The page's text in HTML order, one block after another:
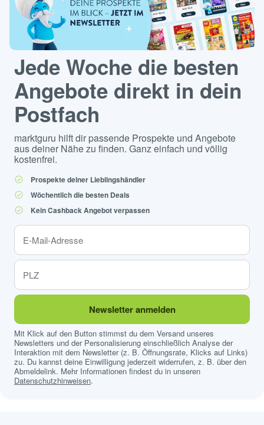
Jede Woche die besten
Angebote direkt in dein
Postfach
marktguru hilft dir passende Prospekte und Angebote
aus deiner Nähe zu finden. Ganz einfach und völlig
kostenfrei.
Prospekte deiner Lieblingshändler
Wöchentlich die besten Deals
Kein Cashback Angebot verpassen
Newsletter anmelden
Mit Klick auf den Button stimmst du dem Versand unseres
Newsletters und der Personalisierung einschließlich Analyse der
Interaktion mit dem Newsletter (z. B. Öffnungsrate, Klicks auf Links)
zu. Du kannst deine Einwilligung jederzeit widerrufen, z. B. über den
Abmeldelink. Mehr Informationen findest du in unseren
Datenschutzhinweisen.